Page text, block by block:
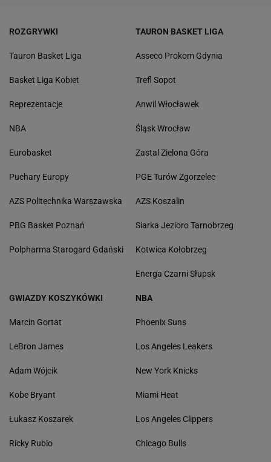
ROZGRYWKI
Tauron Basket Liga
Basket Liga Kobiet
Reprezentacje
NBA
Eurobasket
Puchary Europy
AZS Politechnika Warszawska
PBG Basket Poznań
Polpharma Starogard Gdański
TAURON BASKET LIGA
Asseco Prokom Gdynia
Trefl Sopot
Anwil Włocławek
Śląsk Wrocław
Zastal Zielona Góra
PGE Turów Zgorzelec
AZS Koszalin
Siarka Jezioro Tarnobrzeg
Kotwica Kołobrzeg
Energa Czarni Słupsk
GWIAZDY KOSZYKÓWKI
Marcin Gortat
LeBron James
Adam Wójcik
Kobe Bryant
Łukasz Koszarek
Ricky Rubio
NBA
Phoenix Suns
Los Angeles Leakers
New York Knicks
Miami Heat
Los Angeles Clippers
Chicago Bulls